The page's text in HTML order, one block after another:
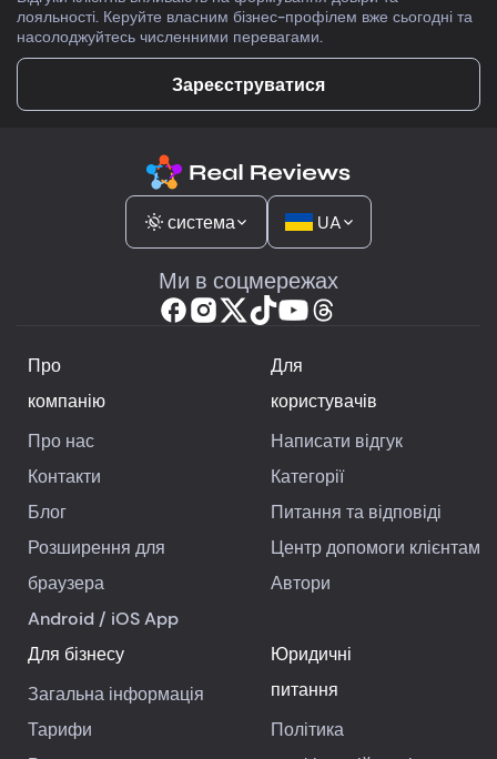
лояльності. Керуйте власним бізнес-профілем вже сьогодні та
насолоджуйтесь численними перевагами.
Зареєструватися
система UA
Ми в соцмережах
Про
компанію
Про нас
Контакти
Блог
Розширення для
браузера
Android / iOSApp
Для
користувачів
Написати відгук
Категорії
Питання та відповіді
Центр допомоги клієнтам
Автори
Для бізнесу
Загальна інформація
Тарифи
Юридичні
питання
Політика